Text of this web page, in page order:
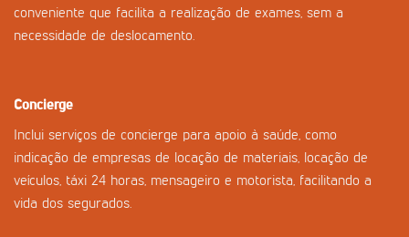
conveniente que facilita a realização de exames, sem a
necessidade de deslocamento.
Concierge
Inclui serviços de concierge para apoio à saúde, como
indicação de empresas de locação de materiais, locação de
veículos, táxi 24 horas, mensageiro e motorista, facilitando a
vida dos segurados.